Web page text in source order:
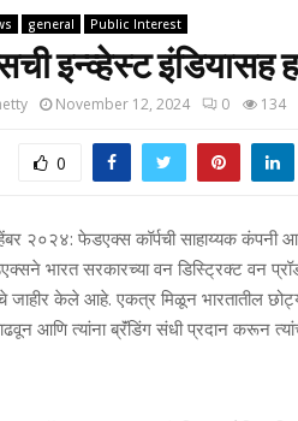
general Public Interest
इन्व्हेस्ट इंडियासह
November 12, 2024 0 134
0
२०२४: फेडएक्स कॉर्पची साहाय्यक कंपनी
भारत सरकारच्या वन डिस्ट्रिक्ट वन
जाहीर केले आहे. एकत्र मिळून भारतातील
आणि त्यांना ब्रॅंडिंग संधी प्रदान करून